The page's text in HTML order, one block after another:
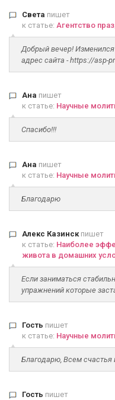
Света пишет
к статье: Агентство
Добрый вечер! Изменился
адрес сайта - https://asp-
Ана пишет
к статье: Научные
Спасибо!!!
Ана пишет
к статье: Научные
Благодарю
Алекс Казинскпишет
к статье: Наиболее
живота в домашних
Если заниматься
упражнений которые
Гость пишет
к статье: Научные
Благодарю, Всем счастья
Гость пишет